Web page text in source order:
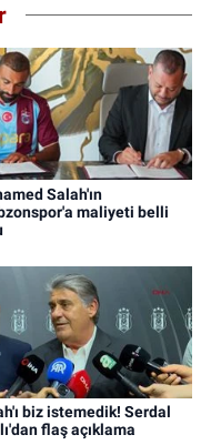
Salah'ın
maliyeti belli
biz istemedik! Serdal
flaş açıklama